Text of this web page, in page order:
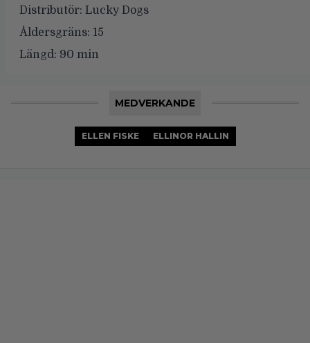
Distributör: Lucky Dogs
Åldersgräns: 15
Längd: 90 min
MEDVERKANDE
ELLEN FISKE ELLINOR HALLIN